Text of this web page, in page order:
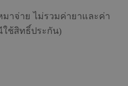
มาจ่าย ไม่รวมค่ายาและค่า
ใช้สิทธิ์ประกัน)